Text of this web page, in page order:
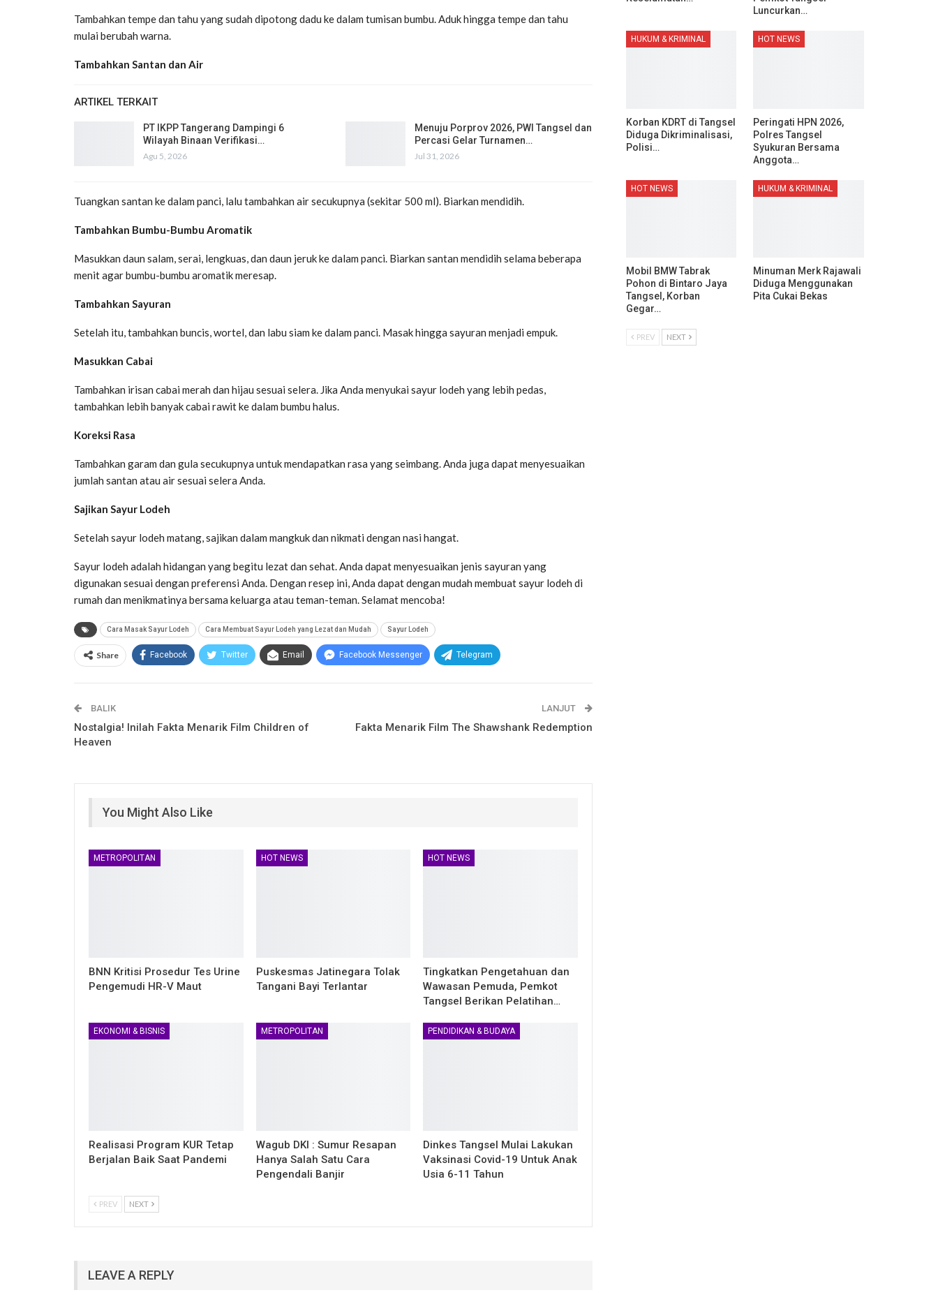
Tambahkan tempe dan tahu yang sudah dipotong dadu ke dalam tumisan bumbu. Aduk hingga tempe dan tahu
mulai berubah warna.
Tambahkan Santan dan Air
ARTIKEL TERKAIT
PT IKPP Tangerang Dampingi 6
Wilayah Binaan Verifikasi…
Agu 5, 2026
Menuju Porprov 2026, PWI Tangsel dan
Percasi Gelar Turnamen…
Jul 31, 2026
Tuangkan santan ke dalam panci, lalu tambahkan air secukupnya (sekitar 500 ml). Biarkan mendidih.
Tambahkan Bumbu-Bumbu Aromatik
Masukkan daun salam, serai, lengkuas, dan daun jeruk ke dalam panci. Biarkan santan mendidih selama beberapa
menit agar bumbu-bumbu aromatik meresap.
Tambahkan Sayuran
Setelah itu, tambahkan buncis, wortel, dan labu siam ke dalam panci. Masak hingga sayuran menjadi empuk.
Masukkan Cabai
Tambahkan irisan cabai merah dan hijau sesuai selera. Jika Anda menyukai sayur lodeh yang lebih pedas,
tambahkan lebih banyak cabai rawit ke dalam bumbu halus.
Koreksi Rasa
Tambahkan garam dan gula secukupnya untuk mendapatkan rasa yang seimbang. Anda juga dapat menyesuaikan
jumlah santan atau air sesuai selera Anda.
Sajikan Sayur Lodeh
Setelah sayur lodeh matang, sajikan dalam mangkuk dan nikmati dengan nasi hangat.
Sayur lodeh adalah hidangan yang begitu lezat dan sehat. Anda dapat menyesuaikan jenis sayuran yang
digunakan sesuai dengan preferensi Anda. Dengan resep ini, Anda dapat dengan mudah membuat sayur lodeh di
rumah dan menikmatinya bersama keluarga atau teman-teman. Selamat mencoba!
Cara Masak Sayur Lodeh Cara Membuat Sayur Lodeh yang Lezat dan Mudah Sayur Lodeh
Share Facebook Twitter Email Facebook Messenger Telegram
BALIK
Nostalgia! Inilah Fakta Menarik Film Children of
Heaven
LANJUT
Fakta Menarik Film The Shawshank Redemption
You Might Also Like
METROPOLITAN
BNN Kritisi Prosedur Tes Urine
Pengemudi HR-V Maut
HOT NEWS
Puskesmas Jatinegara Tolak
Tangani Bayi Terlantar
HOT NEWS
Tingkatkan Pengetahuan dan
Wawasan Pemuda, Pemkot
Tangsel Berikan Pelatihan…
EKONOMI & BISNIS
Realisasi Program KUR Tetap
Berjalan Baik Saat Pandemi
METROPOLITAN
Wagub DKI : Sumur Resapan
Hanya Salah Satu Cara
Pengendali Banjir
PENDIDIKAN & BUDAYA
Dinkes Tangsel Mulai Lakukan
Vaksinasi Covid-19 Untuk Anak
Usia 6-11 Tahun
PREV NEXT
LEAVE A REPLY
Luncurkan…
HUKUM & KRIMINAL
Korban KDRT di Tangsel
Diduga Dikriminalisasi,
Polisi…
HOT NEWS
Peringati HPN 2026,
Polres Tangsel
Syukuran Bersama
Anggota…
HOT NEWS
Mobil BMW Tabrak
Pohon di Bintaro Jaya
Tangsel, Korban
Gegar…
HUKUM & KRIMINAL
Minuman Merk Rajawali
Diduga Menggunakan
Pita Cukai Bekas
PREV NEXT